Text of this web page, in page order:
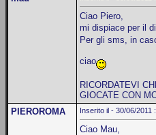
Ciao Piero,
mi dispiace per il
Per gli sms, in
ciao
RICORDATEVI
GIOCATE CON
PIEROROMA
Inserito il - 30/06/2011
Ciao Mau,